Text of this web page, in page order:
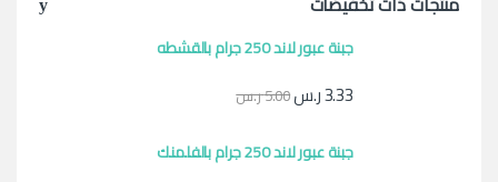
جبنة عبور لاند 250 جرام بالقشطه
3.33ر.س5.00ر.س
جبنة عبور لاند 250 جرام بالفلمنك